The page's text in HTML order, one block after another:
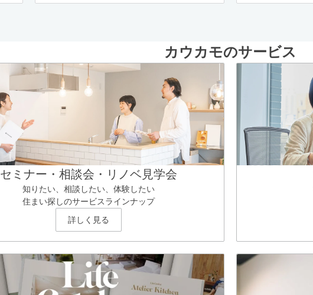
カウカモのサービス
セミナー・相談会・リノベ見学会
知りたい、相談したい、体験したい
住まい探しのサービスラインナップ
詳しく見る